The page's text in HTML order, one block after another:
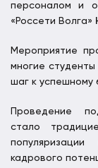
персоналом и
«Россети Волга»
Мероприятие
многие
шаг к успешному
Проведение
стало
кадрового